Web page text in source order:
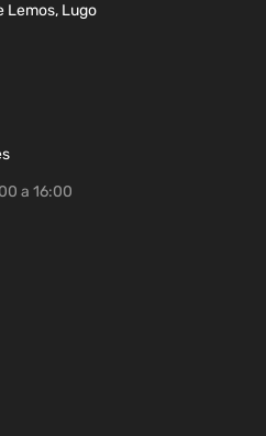
a 16:00